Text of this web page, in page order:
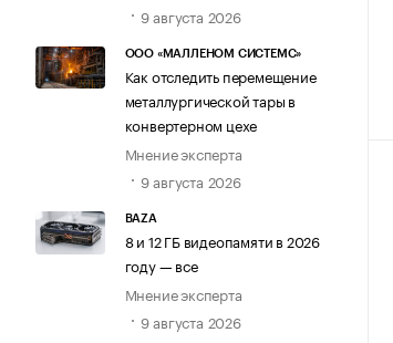
9 августа 2026
ООО «МАЛЛЕНОМ СИСТЕМС»
Как отследить перемещение
металлургической тары в
конвертерном цехе
Мнение эксперта
9 августа 2026
BAZA
8 и 12 ГБ видеопамяти в 2026
году — все
Мнение эксперта
9 августа 2026